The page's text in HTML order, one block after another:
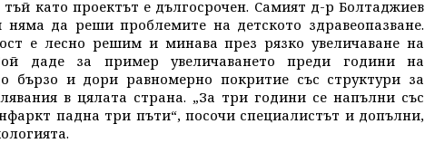
като проектът е дългосрочен. Самият д-р Болтаджиев
няма да реши проблемите на детското здравеопазване.
е лесно решим и минава през рязко увеличаване на
даде за пример увеличаването преди години на
бързо и дори равномерно покритие със структури за
в цялата страна. „За три години се напълни със
падна три пъти“, посочи специалистът и допълни,